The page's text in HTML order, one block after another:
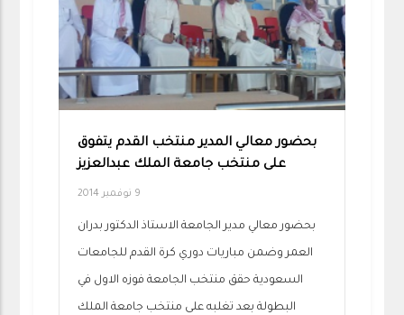
بحضور معالي المدير منتخب القدم يتفوق
على منتخب جامعة الملك عبدالعزيز
9 نوفمبر 2014
بحضور معالي مدير الجامعة الاستاذ الدكتور بدران
العمر وضمن مباريات دوري كرة القدم للجامعات
السعودية حقق منتخب الجامعة فوزه الاول في
البطولة بعد تغلبه على منتخب جامعة الملك